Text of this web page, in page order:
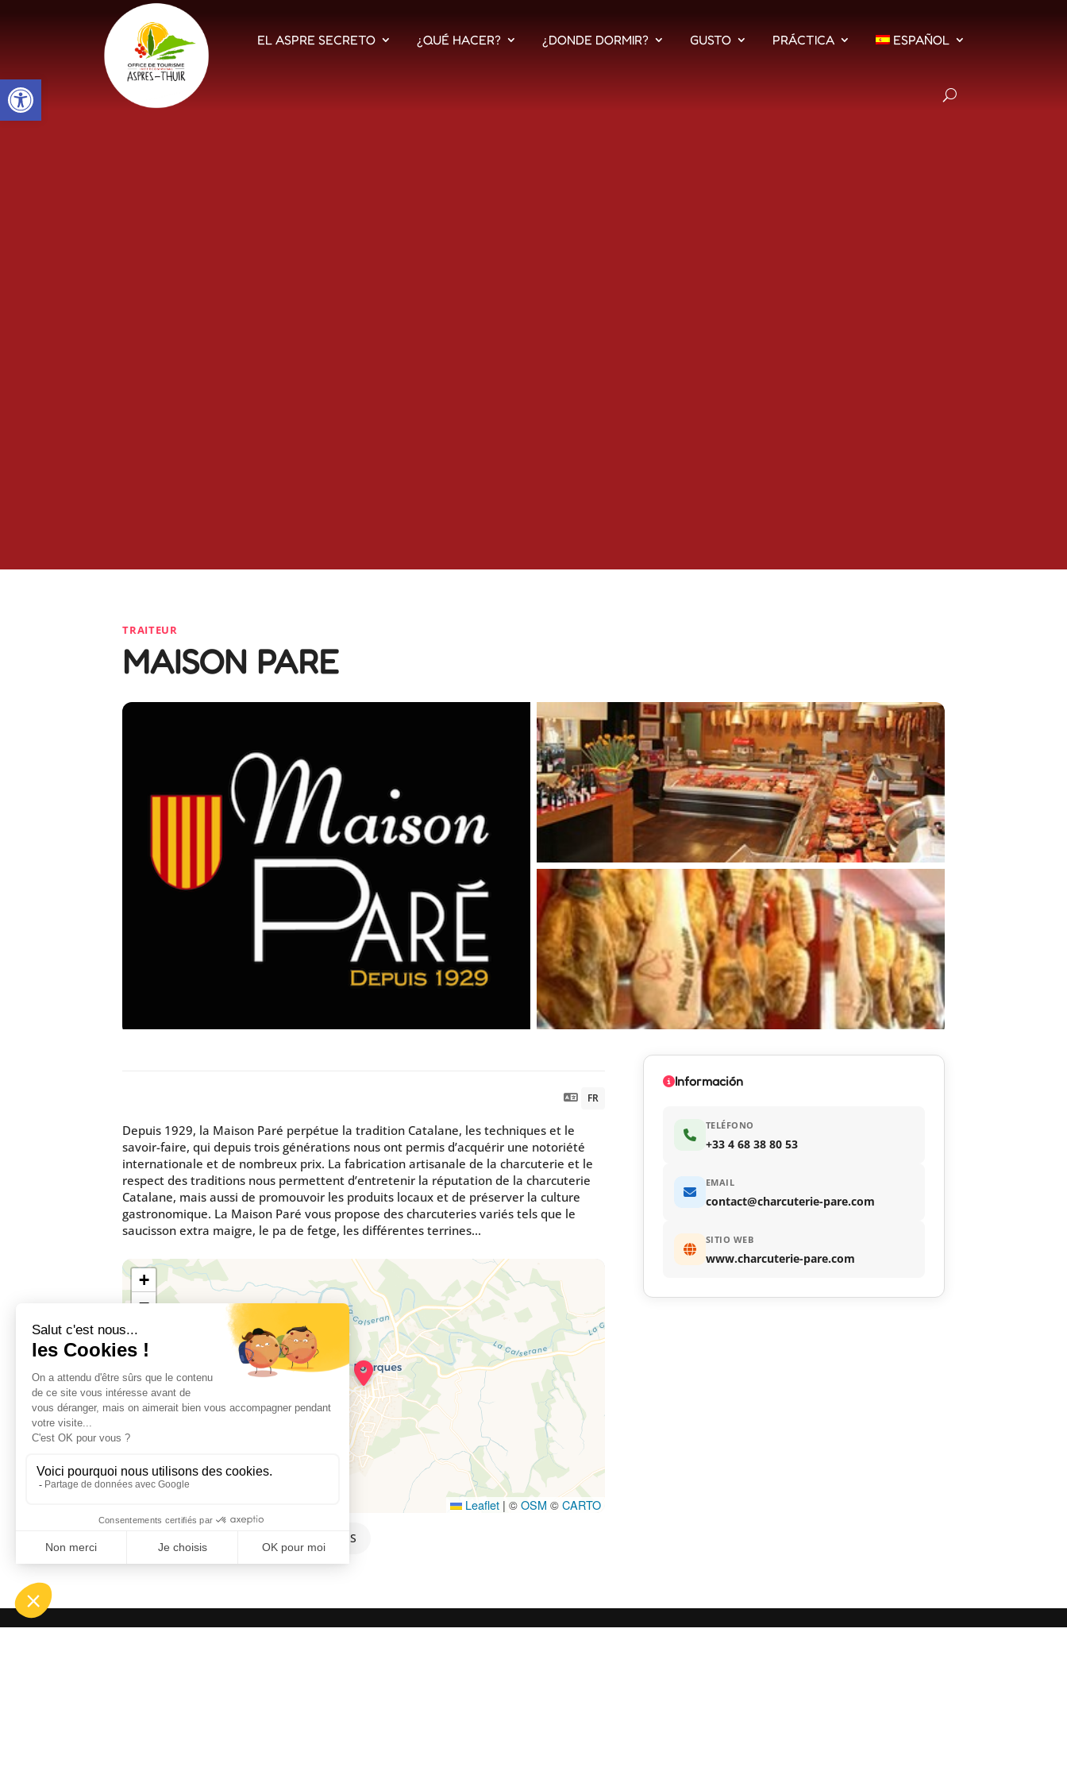
Open toolbar
EL ASPRE SECRETO ¿QUÉ HACER? ¿DONDE DORMIR? GUSTO PRÁCTICA ESPAÑOL
TRAITEUR
MAISON PARE
FR
Depuis 1929, la Maison Paré perpétue la tradition Catalane, les techniques et le
savoir-faire, qui depuis trois générations nous ont permis d’acquérir une notoriété
internationale et de nombreux prix. La fabrication artisanale de la charcuterie et le
respect des traditions nous permettent d’entretenir la réputation de la charcuterie
Catalane, mais aussi de promouvoir les produits locaux et de préserver la culture
gastronomique. La Maison Paré vous propose des charcuteries variés tels que le
saucisson extra maigre, le pa de fetge, les différentes terrines...
+
−
Leaflet | ©OSM ©CARTO
15 Place de la Mairie, 66300 FOURQUES
Información
TELÉFONO
+33 4 68 38 80 53
EMAIL
contact@charcuterie-pare.com
SITIO WEB
www.charcuterie-pare.com